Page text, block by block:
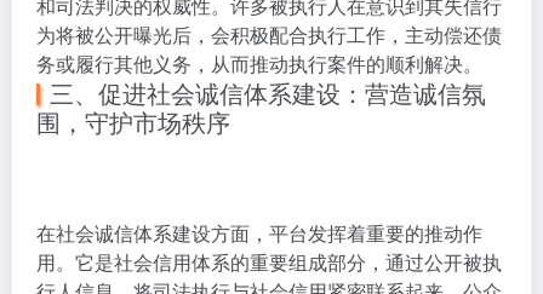
和司法判决的权威性。许多被执行人在意识到其失信行
为将被公开曝光后，会积极配合执行工作，主动偿还债
务或履行其他义务，从而推动执行案件的顺利解决。
三、促进社会诚信体系建设：营造诚信氛
围，守护市场秩序
在社会诚信体系建设方面，平台发挥着重要的推动作
用。它是社会信用体系的重要组成部分，通过公开被执